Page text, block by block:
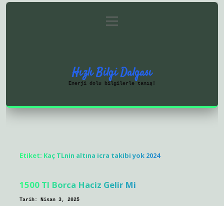
Gizlilik Politikası
menüyü
aç
Hızlı Bilgi Dalgası
Enerji dolu bilgilerle tanış!
Etiket: Kaç TLnin altına icra takibi yok 2024
1500 Tl Borca Haciz Gelir Mi
Tarih: Nisan 3, 2025